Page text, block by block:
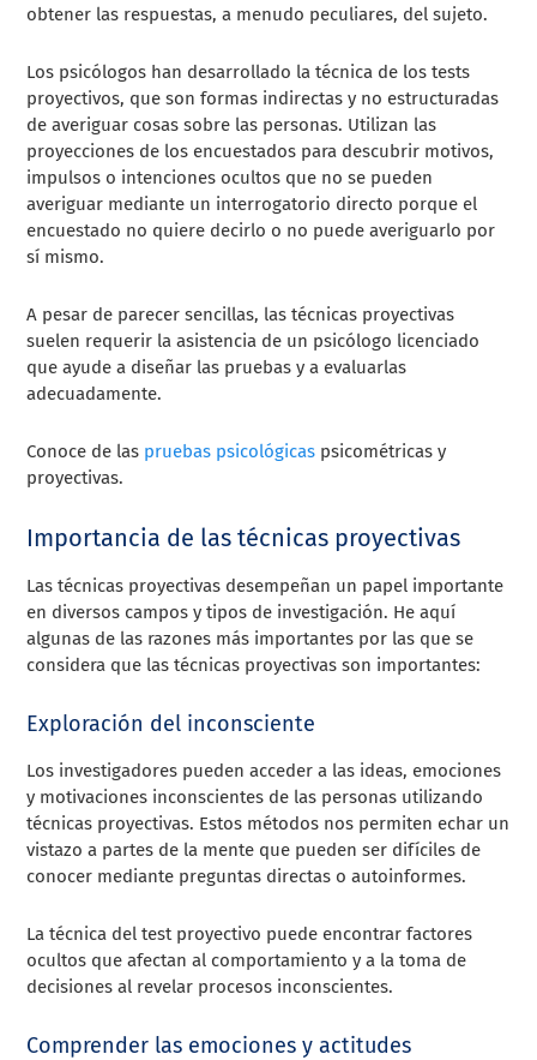
obtener las respuestas, a menudo peculiares, del sujeto.
Los psicólogos han desarrollado la técnica de los tests
proyectivos, que son formas indirectas y no estructuradas
de averiguar cosas sobre las personas. Utilizan las
proyecciones de los encuestados para descubrir motivos,
impulsos o intenciones ocultos que no se pueden
averiguar mediante un interrogatorio directo porque el
encuestado no quiere decirlo o no puede averiguarlo por
sí mismo.
A pesar de parecer sencillas, las técnicas proyectivas
suelen requerir la asistencia de un psicólogo licenciado
que ayude a diseñar las pruebas y a evaluarlas
adecuadamente.
Conoce de las pruebas psicológicas psicométricas y
proyectivas.
Importancia de las técnicas proyectivas
Las técnicas proyectivas desempeñan un papel importante
en diversos campos y tipos de investigación. He aquí
algunas de las razones más importantes por las que se
considera que las técnicas proyectivas son importantes:
Exploración del inconsciente
Los investigadores pueden acceder a las ideas, emociones
y motivaciones inconscientes de las personas utilizando
técnicas proyectivas. Estos métodos nos permiten echar un
vistazo a partes de la mente que pueden ser difíciles de
conocer mediante preguntas directas o autoinformes.
La técnica del test proyectivo puede encontrar factores
ocultos que afectan al comportamiento y a la toma de
decisiones al revelar procesos inconscientes.
Comprender las emociones y actitudes